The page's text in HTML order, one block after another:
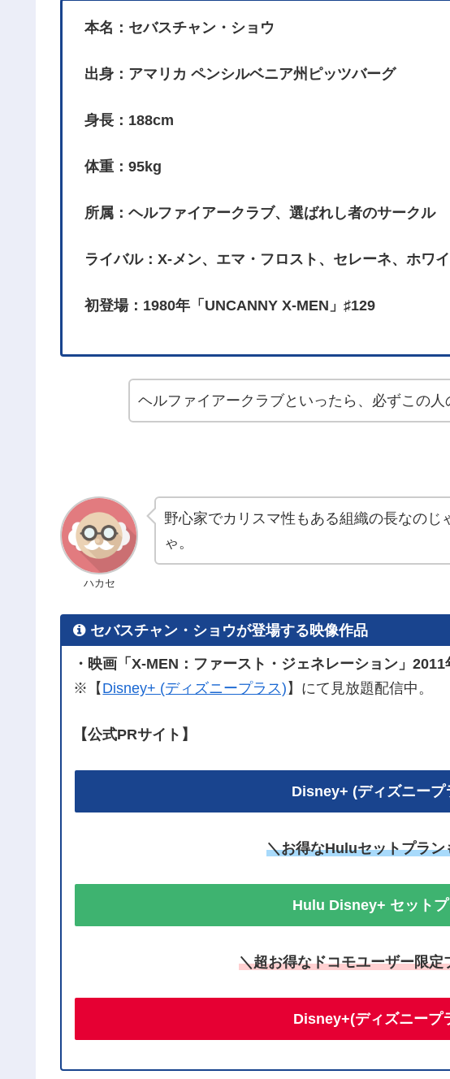
本名：セバスチャン・ショウ
出身：アマリカ ペンシルベニア州ピッツバーグ
身長：188cm
体重：95kg
所属：ヘルファイアークラブ、選ばれし者のサークル
ライバル：X-メン、エマ・フロスト、セレーネ、ホワ
初登場：1980年「UNCANNY X-MEN」♯129
ヘルファイアークラブといったら、必ずこの人
ハカセ
野心家でカリスマ性もある組織の長なのじ
ゃ。
セバスチャン・ショウが登場する映像作品
・映画「X-MEN：ファースト・ジェネレーション」2011
※【 Disney+ (ディズニープラス) 】にて見放題配信中。
【公式PRサイト】
Disney+ (ディズニープ
＼お得なHuluセットプラン
Hulu Disney+ セット
＼超お得なドコモユーザー限定
Disney+(ディズニープ